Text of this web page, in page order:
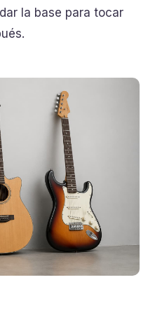
la base para tocar